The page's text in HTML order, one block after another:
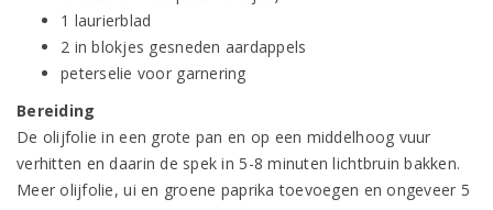
1 laurierblad
2 in blokjes gesneden aardappels
peterselie voor garnering
Bereiding
De olijfolie in een grote pan en op een middelhoog vuur
verhitten en daarin de spek in 5-8 minuten lichtbruin bakken.
Meer olijfolie, ui en groene paprika toevoegen en ongeveer 5